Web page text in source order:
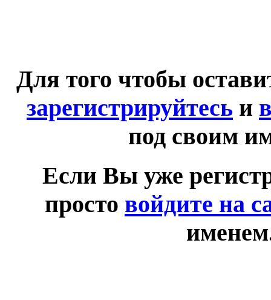
Для того чтобы
зарегистрируйтесь и
под своим
Если Вы уже
просто войдите на